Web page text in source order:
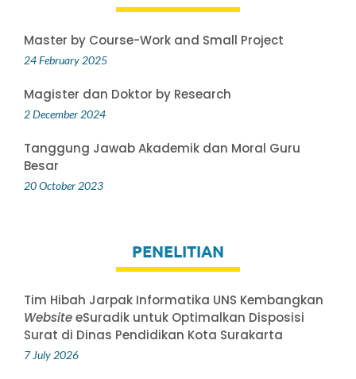
Master by Course-Work and Small Project
24 February 2025
Magister dan Doktor by Research
2 December 2024
Tanggung Jawab Akademik dan Moral Guru
Besar
20 October 2023
PENELITIAN
Tim Hibah Jarpak Informatika UNS Kembangkan
WebsiteeSuradik untuk Optimalkan Disposisi
Surat di Dinas Pendidikan Kota Surakarta
7 July 2026